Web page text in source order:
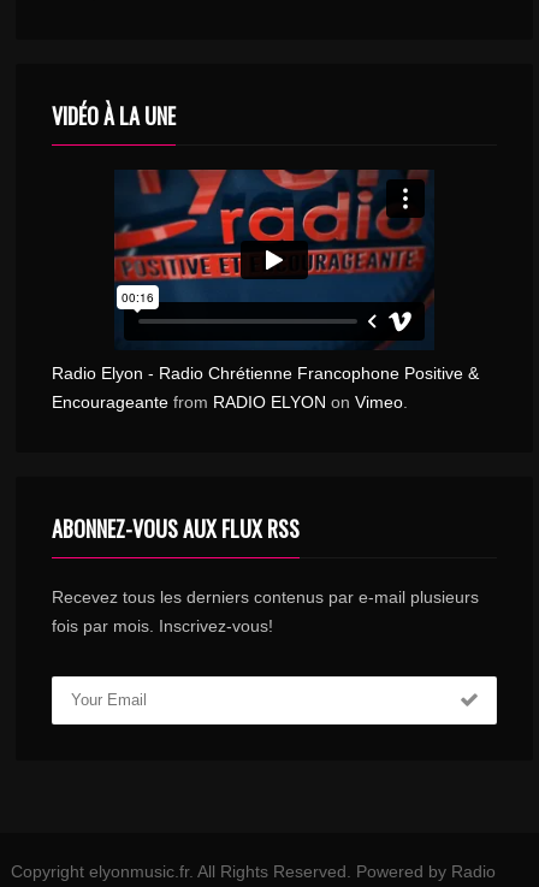
VIDÉO À LA UNE
Radio Elyon - Radio Chrétienne Francophone Positive &
Encourageante from RADIO ELYON onVimeo
ABONNEZ-VOUS AUX FLUX RSS
Recevez tous les derniers contenus par e-mail plusieurs
fois par mois. Inscrivez-vous!
Copyright elyonmusic.fr. All Rights Reserved. Powered by Radio